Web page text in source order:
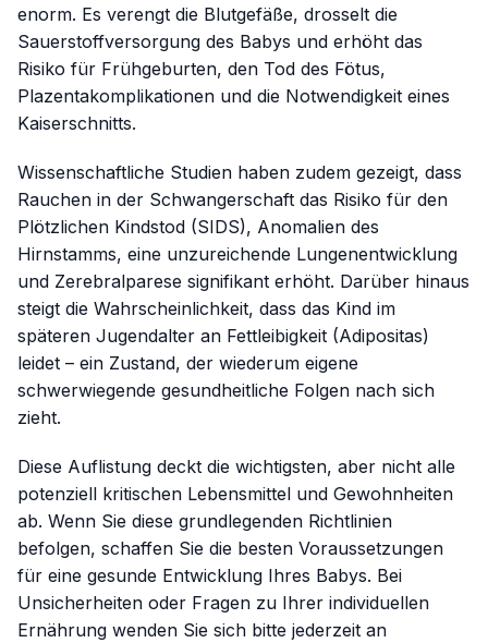
enorm. Es verengt die Blutgefäße, drosselt die
Sauerstoffversorgung des Babys und erhöht das
Risiko für Frühgeburten, den Tod des Fötus,
Plazentakomplikationen und die Notwendigkeit eines
Kaiserschnitts.
Wissenschaftliche Studien haben zudem gezeigt, dass
Rauchen in der Schwangerschaft das Risiko für den
Plötzlichen Kindstod (SIDS), Anomalien des
Hirnstamms, eine unzureichende Lungenentwicklung
und Zerebralparese signifikant erhöht. Darüber hinaus
steigt die Wahrscheinlichkeit, dass das Kind im
späteren Jugendalter an Fettleibigkeit (Adipositas)
leidet – ein Zustand, der wiederum eigene
schwerwiegende gesundheitliche Folgen nach sich
zieht.
Diese Auflistung deckt die wichtigsten, aber nicht alle
potenziell kritischen Lebensmittel und Gewohnheiten
ab. Wenn Sie diese grundlegenden Richtlinien
befolgen, schaffen Sie die besten Voraussetzungen
für eine gesunde Entwicklung Ihres Babys. Bei
Unsicherheiten oder Fragen zu Ihrer individuellen
Ernährung wenden Sie sich bitte jederzeit an